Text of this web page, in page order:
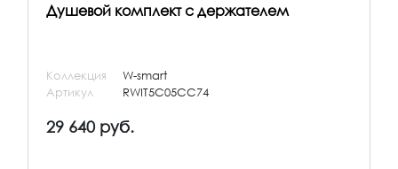
Душевой комплект с держателем
Коллекция
W-smart
Артикул
RWIT5C05CC74
29 640 руб.